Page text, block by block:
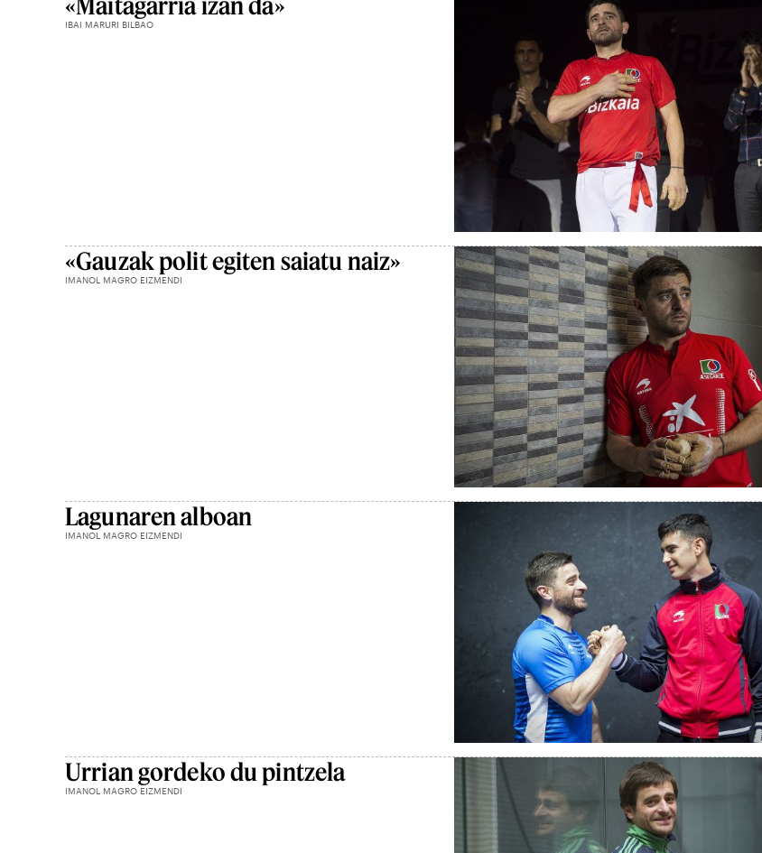
IBAI MARURI BILBAO
«Gauzak polit egiten saiatu naiz»
IMANOL MAGRO EIZMENDI
Lagunaren alboan
IMANOL MAGRO EIZMENDI
Urrian gordeko du pintzela
IMANOL MAGRO EIZMENDI